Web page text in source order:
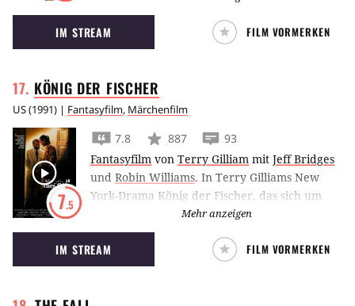
entscheidet. Als greiser Mann durchspielt er
Szenarien, in denen sein Leben anders
verlaufen wäre.
IM STREAM FILM VORMERKEN
KÖNIG DER FISCHER
US(1991) | Fantasyfilm, Märchenfilm
7.5
7.8 887
93
Fantasyfilm von Terry Gilliam mit Jeff Bridges
und Robin Williams. In Terry Gilliams New
York-Drama König der Fischer, das sich um
Schuld und Vergebung dreht, trifft Jeff Bridges
als gescheiterter Radiomoderator auf Robin
Williams, der auf der Straße lebt und ihn
dafür begeistern will, den Heiligen Gral zu
Mehr anzeigen
IM STREAM FILM VORMERKEN